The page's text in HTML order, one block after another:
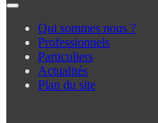
Qui sommes nous ?
Professionnels
Particuliers
Actualités
Plan du site